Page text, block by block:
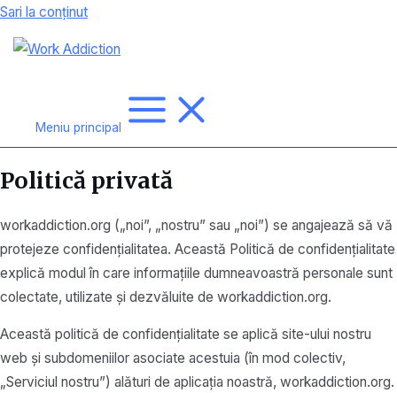
Sari la conținut
Meniu principal
Politică privată
workaddiction.org („noi”, „nostru” sau „noi”) se angajează să vă
protejeze confidențialitatea. Această Politică de confidențialitate
explică modul în care informațiile dumneavoastră personale sunt
colectate, utilizate și dezvăluite de workaddiction.org.
Această politică de confidențialitate se aplică site-ului nostru
web și subdomeniilor asociate acestuia (în mod colectiv,
„Serviciul nostru”) alături de aplicația noastră, workaddiction.org.